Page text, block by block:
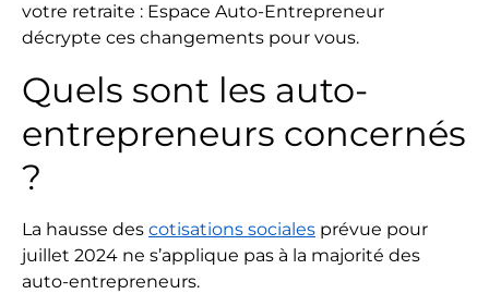
votre retraite : Espace Auto-Entrepreneur
décrypte ces changements pour vous.
Quels sont les auto-
entrepreneurs concernés
?
La hausse des cotisations sociales prévue pour
juillet 2024 ne s’applique pas à la majorité des
auto-entrepreneurs.